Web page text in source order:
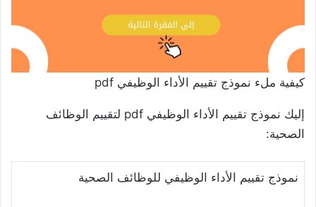
كيفية ملء نموذج تقييم الأداء الوظيفي pdf
إليك نموذج تقييم الأداء الوظيفي pdf لتقييم الوظائف
الصحية:
نموذج تقييم الأداء الوظيفي للوظائف الصحية